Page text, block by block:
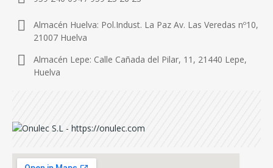
Almacén Huelva: Pol.Indust. La Paz Av. Las Veredas nº10,
21007 Huelva
Almacén Lepe: Calle Cañada del Pilar, 11, 21440 Lepe,
Huelva